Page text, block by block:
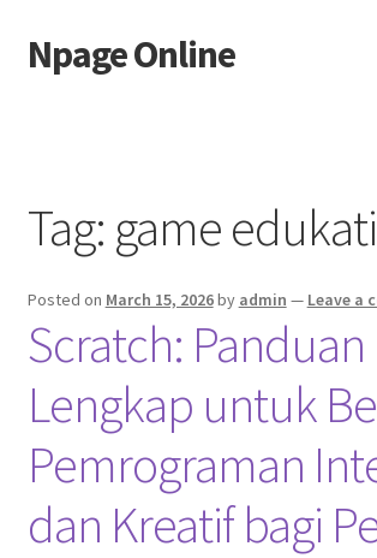
Skip
to
Skip
to
Npage Online
Tag: game
Posted on March 15, 2026by admin — Leave a
Scratch: Panduan
Lengkap untuk
Pemrograman
dan Kreatif bagi